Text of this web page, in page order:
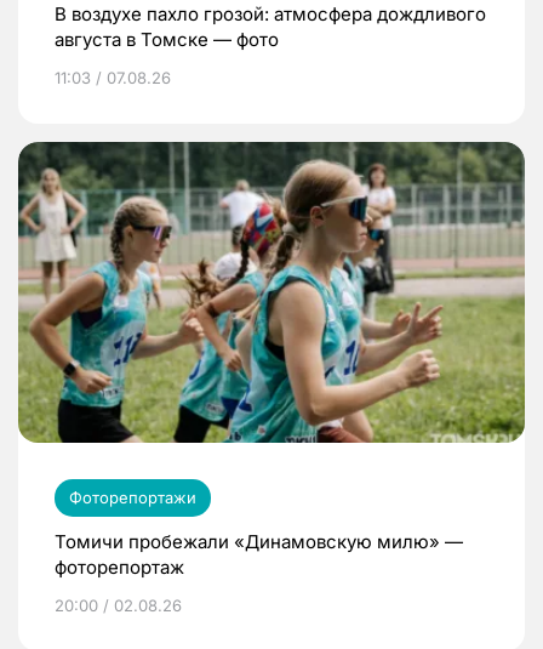
В воздухе пахло грозой: атмосфера дождливого
августа в Томске — фото
11:03 / 07.08.26
Фоторепортажи
Томичи пробежали «Динамовскую милю» —
фоторепортаж
20:00 / 02.08.26